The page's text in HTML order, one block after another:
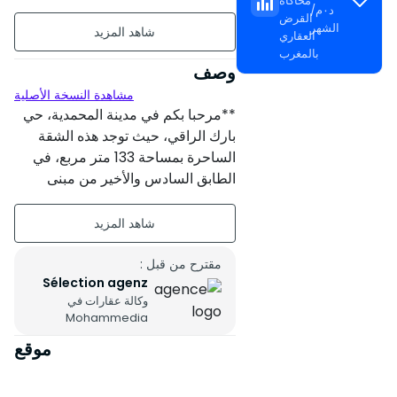
3 شقق لكل مستوى
عمر البناء : بين 6 و 10 سنة
حالة العقار : مقبول
جنوب
وصف
مشاهدة النسخة الأصلية
**مرحبا بكم في مدينة المحمدية، حي
بارك الراقي، حيث توجد هذه الشقة
الساحرة بمساحة 133 متر مربع، في
الطابق السادس والأخير من مبنى
راقي.
تتكون الشقة من:
- صالة واسعة يمكن أن تستوعب
مساحات متعددة تطل على شرفة
يمكن تجهيزها بإطلالة مفتوحة
مقترح من قبل :
Sélection agenz
وكالة عقارات في
Mohammedia
موقع
القرض
العقاري
بالمغرب
د٠م
/
الشهر